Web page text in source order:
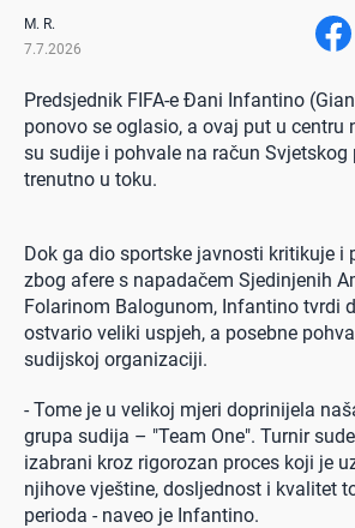
M. R.
7.7.2026
Predsjednik FIFA-e Đani Infantino
ponovo se oglasio, a ovaj put u centru
su sudije i pohvale na račun Svjetskog
trenutno u toku.
Dok ga dio sportske javnosti kritikuje i
zbog afere s napadačem Sjedinjenih
Folarinom Balogunom, Infantino tvrdi
ostvario veliki uspjeh, a posebne
sudijskoj organizaciji.
- Tome je u velikoj mjeri doprinijela
grupa sudija – "Team One". Turnir
izabrani kroz rigorozan proces koji je
njihove vještine, dosljednost i kvalitet
perioda - naveo je Infantino.